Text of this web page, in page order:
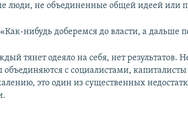
люди, не объединенные общей идеей или
нибудь доберемся до власти, а дальше
тянет одеяло на себя, нет результатов.
с социалистами, капиталисты
это один из существенных